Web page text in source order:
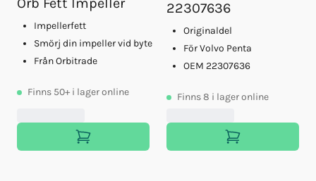
Orb Fett Impeller
Impellerfett
Smörj din impeller vid byte
Från Orbitrade
Finns 50+ i lager online
22307636
Originaldel
För Volvo Penta
OEM 22307636
Finns8 i lager online